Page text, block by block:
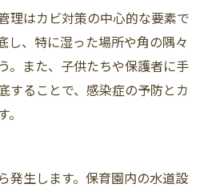
理はカビ対策の中心的な要素で
し、特に湿った場所や角の隅々
。また、子供たちや保護者に手
することで、感染症の予防とカ
発生します。保育園内の水道設